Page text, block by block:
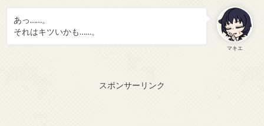
マキエ
あっ……。
それはキツいかも……。
スポンサーリンク